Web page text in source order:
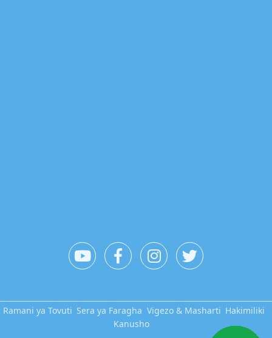
Ramani ya Tovuti Sera ya Faragha Vigezo & Masharti Hakimiliki
Kanusho